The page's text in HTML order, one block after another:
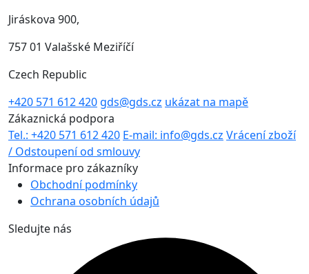
Jiráskova 900,
757 01 Valašské Meziříčí
Czech Republic
+420 571 612 420 gds@gds.cz ukázat na mapě
Zákaznická podpora
Tel.: +420 571 612 420 E-mail: info@gds.cz Vrácení zboží
/ Odstoupení od smlouvy
Informace pro zákazníky
Obchodní podmínky
Ochrana osobních údajů
Sledujte nás